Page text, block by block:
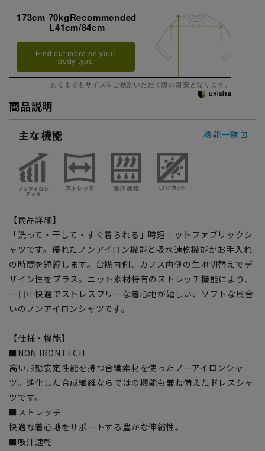
173cm 70kgRecommended
L41cm/84cm
Find out more on your
body type
あくまでもサイズをご検討いただく際の目安となります。
商品説明
主な機能
機能一覧
【商品詳細】
「洗って・干して・すぐ着られる」時短ニットファブリックシ
ャツです。優れたノンアイロン機能と吸水速乾機能がお手入れ
の時間を短縮します。台襟内側、カフス内側の生地切替えでデ
ザイン性をプラス。ニット素材特有のストレッチ機能により、
一日中快適でストレスフリーな着心地が嬉しい、ソフトな風合
いのノンアイロンシャツです。
【仕様・機能】
■NON IRONTECH
高い形態安定性能を持つ合繊素材を使ったノーアイロンシャ
ツ。進化した合成繊維ならではの機能も兼ね備えたドレスシャ
ツです。
■ストレッチ
快適な着心地をサポートする豊かな伸縮性。
■吸汗速乾